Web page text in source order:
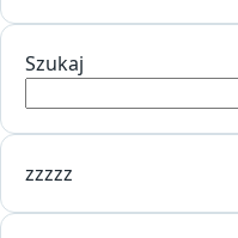
Szukaj
zzzzz